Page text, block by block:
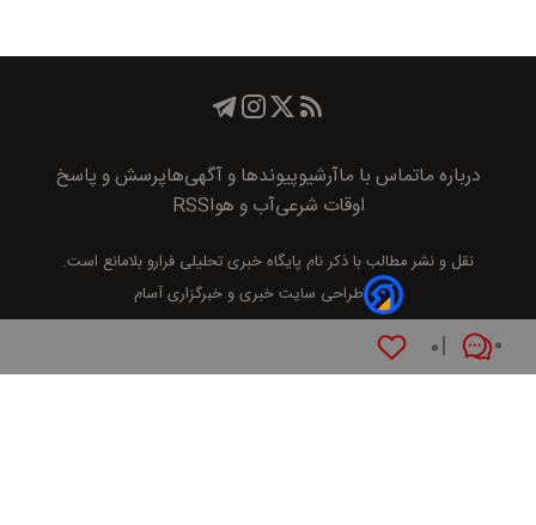
۰ ۰
درباره ماتماس با ماآرشیوپیوند‌ها و آگهی‌هاپرسش و پاسخ
اوقات شرعیآب و هواRSS
نقل و نشر مطالب با ذکر نام پايگاه خبری تحليلی فرارو بلامانع است.
طراحی سایت خبری و خبرگزاری آسام